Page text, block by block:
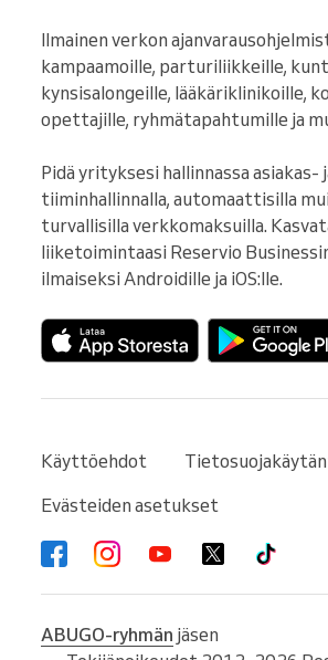
Ilmainen verkon
kampaamoille, parturiliikkeille,
kynsisalongeille, lääkäriklinikoille,
opettajille, ryhmätapahtumille ja
Pidä yrityksesi hallinnassa asiakas-
tiiminhallinnalla, automaattisilla
turvallisilla verkkomaksuilla.
liiketoimintaasi Reservio
ilmaiseksi Androidille ja iOS:lle.
Käyttöehdot
Evästeiden asetukset
ABUGO-ryhmän jäsen